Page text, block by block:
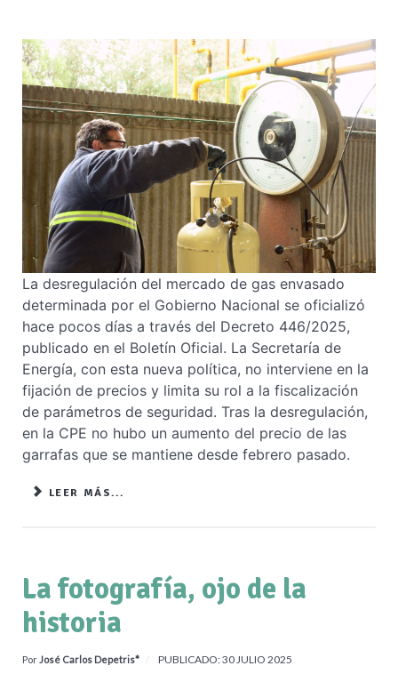
La desregulación del mercado de gas envasado
determinada por el Gobierno Nacional se oficializó
hace pocos días a través del Decreto 446/2025,
publicado en el Boletín Oficial. La Secretaría de
Energía, con esta nueva política, no interviene en la
fijación de precios y limita su rol a la fiscalización
de parámetros de seguridad. Tras la desregulación,
en la CPE no hubo un aumento del precio de las
garrafas que se mantiene desde febrero pasado.
LEER MÁS...
La fotografía, ojo de la
historia
Por José Carlos Depetris* PUBLICADO: 30 JULIO 2025